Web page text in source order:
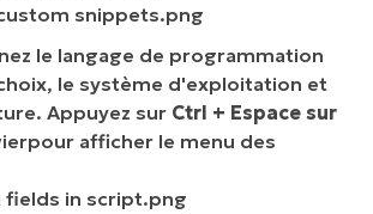
le langage de programmation
le système d'exploitation et
Appuyez sur Ctrl + Espace sur
pour afficher le menu des